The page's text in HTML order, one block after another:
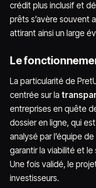
crédit plus inclusif et
prêts s’avère souvent
attirant ainsi un large
Le
La particularité de
centrée sur la
entreprises en quête
dossier en ligne, qui
analysé par l’équipe
garantir la viabilité et
Une fois validé, le
investisseurs.